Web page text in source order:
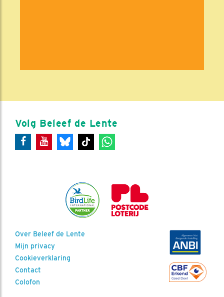
Volg Beleef de Lente
Over Beleef de Lente
Mijn privacy
Cookieverklaring
Contact
Colofon